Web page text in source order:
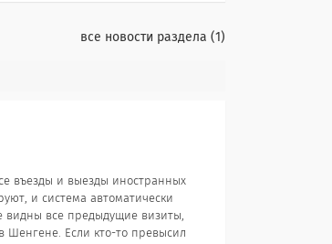
все новости раздела 1
въезды и выезды иностранных
и система автоматически
видны все предыдущие визиты,
Шенгене. Если кто-то превысил